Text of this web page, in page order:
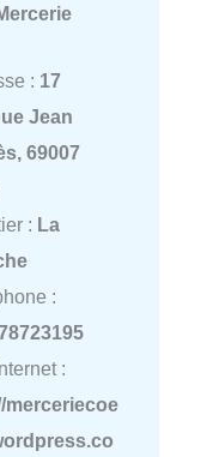
: 17
Jean
69007
: La
:
:
merceriecoe